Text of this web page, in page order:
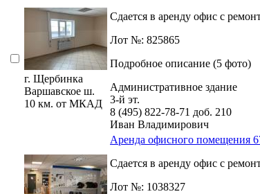
г. Щербинка
Варшавское ш.
10 км. от МКАД
Сдается в аренду офис с
Лот №: 825865
Подробное описание (5 фото)
Административное здание
3-й эт.
8 (495) 822-78-71 доб. 210
Иван Владимирович
Аренда офисного помещения
Сдается в аренду офис с
Лот №: 1038327